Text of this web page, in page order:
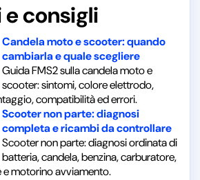
consigli
Candela moto e scooter: quando
cambiarla e quale scegliere
Guida FMS2 sulla candela moto e
scooter: sintomi, colore elettrodo,
compatibilità ed errori.
Scooter non parte: diagnosi
completa e ricambi da controllare
Scooter non parte: diagnosi ordinata di
batteria, candela, benzina, carburatore,
e motorino avviamento.